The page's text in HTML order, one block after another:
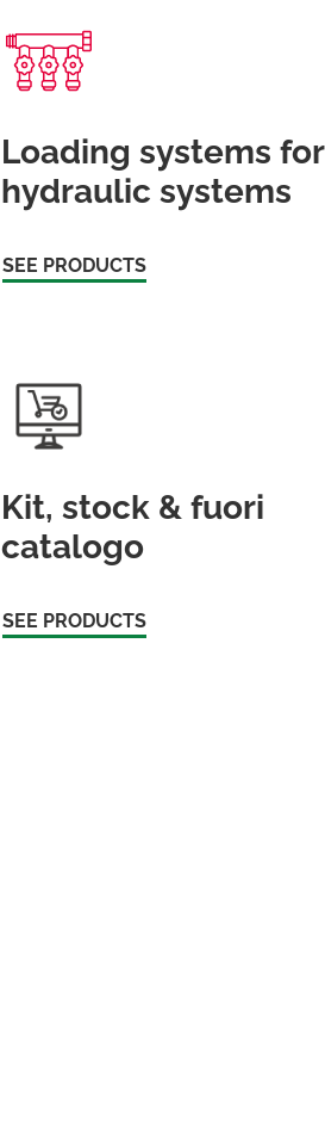
Loading systems for
hydraulic systems
SEE PRODUCTS
Kit, stock & fuori
catalogo
SEE PRODUCTS